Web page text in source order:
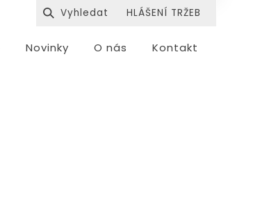
Novinky O nás Kontakt
HLÁŠENÍ TRŽEB